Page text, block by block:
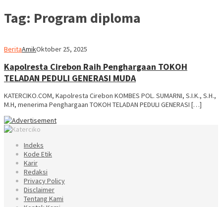
Tag: Program diploma
BeritaAmikOktober 25, 2025
Kapolresta Cirebon Raih Penghargaan TOKOH
TELADAN PEDULI GENERASI MUDA
KATERCIKO.COM, Kapolresta Cirebon KOMBES POL. SUMARNI, S.I.K., S.H.,
M.H, menerima Penghargaan TOKOH TELADAN PEDULI GENERASI […]
Indeks
Kode Etik
Karir
Redaksi
Privacy Policy
Disclaimer
Tentang Kami